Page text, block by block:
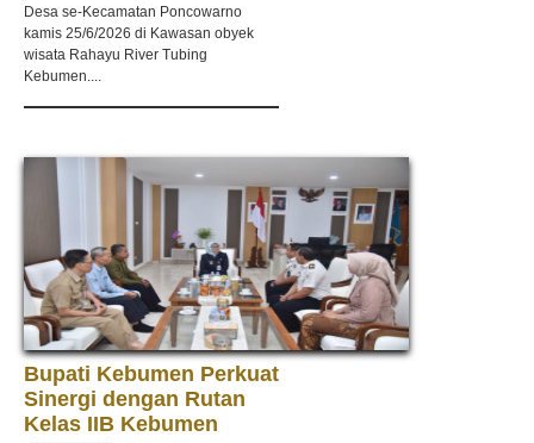
Desa se-Kecamatan Poncowarno
kamis 25/6/2026 di Kawasan obyek
wisata Rahayu River Tubing
Kebumen....
Bupati Kebumen Perkuat
Sinergi dengan Rutan
Kelas IIB Kebumen